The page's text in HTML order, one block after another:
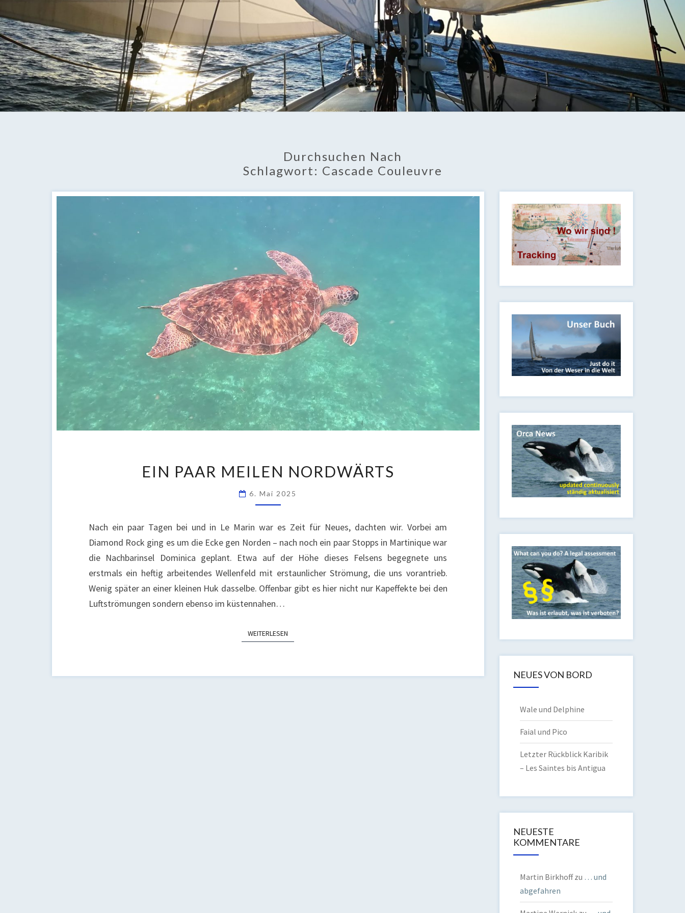
Durchsuchen Nach
Schlagwort: Cascade Couleuvre
PAAR
MEILEN
NORDWÄRTS
EIN PAAR MEILEN NORDWÄRTS
6. Mai 2025
Nach ein paar Tagen bei und in Le Marin war es Zeit für Neues, dachten wir. Vorbei am
Diamond Rock ging es um die Ecke gen Norden – nach noch ein paar Stopps in Martinique war
die Nachbarinsel Dominica geplant. Etwa auf der Höhe dieses Felsens begegnete uns
erstmals ein heftig arbeitendes Wellenfeld mit erstaunlicher Strömung, die uns vorantrieb.
Wenig später an einer kleinen Huk dasselbe. Offenbar gibt es hier nicht nur Kapeffekte bei den
Luftströmungen sondern ebenso im küstennahen…
WEITERLESEN
NEUES VON BORD
Wale und Delphine
Faial und Pico
Letzter Rückblick Karibik
– Les Saintes bis Antigua
NEUESTE
KOMMENTARE
Martin Birkhoffzu … und
abgefahren